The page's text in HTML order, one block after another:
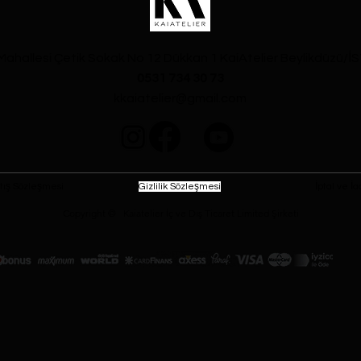
Gizlilik Sözleşmesi